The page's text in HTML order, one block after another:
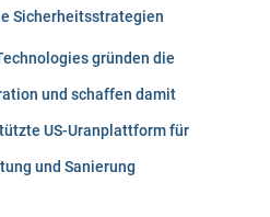
Sicherheitsstrategien
gründen die
und schaffen damit
US-Uranplattform für
und Sanierung